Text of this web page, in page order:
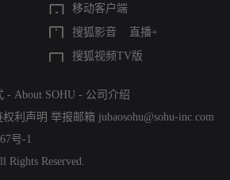
移动客户端
搜狐影音
直播+
搜狐视频TV版
- About SOHU - 公司介绍
利声明 举报邮箱 jubaosohu@sohu-inc.com
号-1
Rights Reserved.